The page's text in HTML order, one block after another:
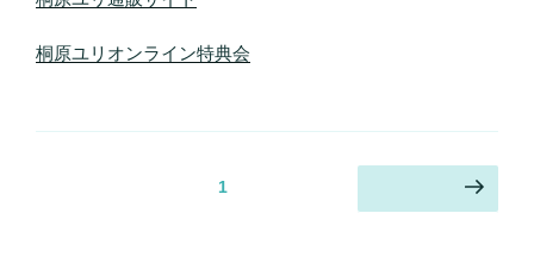
桐原ユリオンライン特典会
1 次のページ